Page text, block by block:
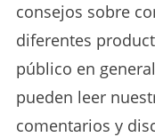
consejos sobre
diferentes
público en
pueden leer
comentarios y